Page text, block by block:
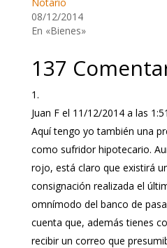
08/12/2014
En «Bienes»
137
Juan F el 11/12/2014 a las
Aquí tengo yo también una
como sufridor hipotecario.
rojo, está claro que existirá
consignación realizada el
omnímodo del banco de
cuenta que, además tienes
recibir un correo que